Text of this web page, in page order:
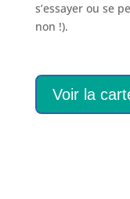
s’essayer ou se
non !).
Voir la